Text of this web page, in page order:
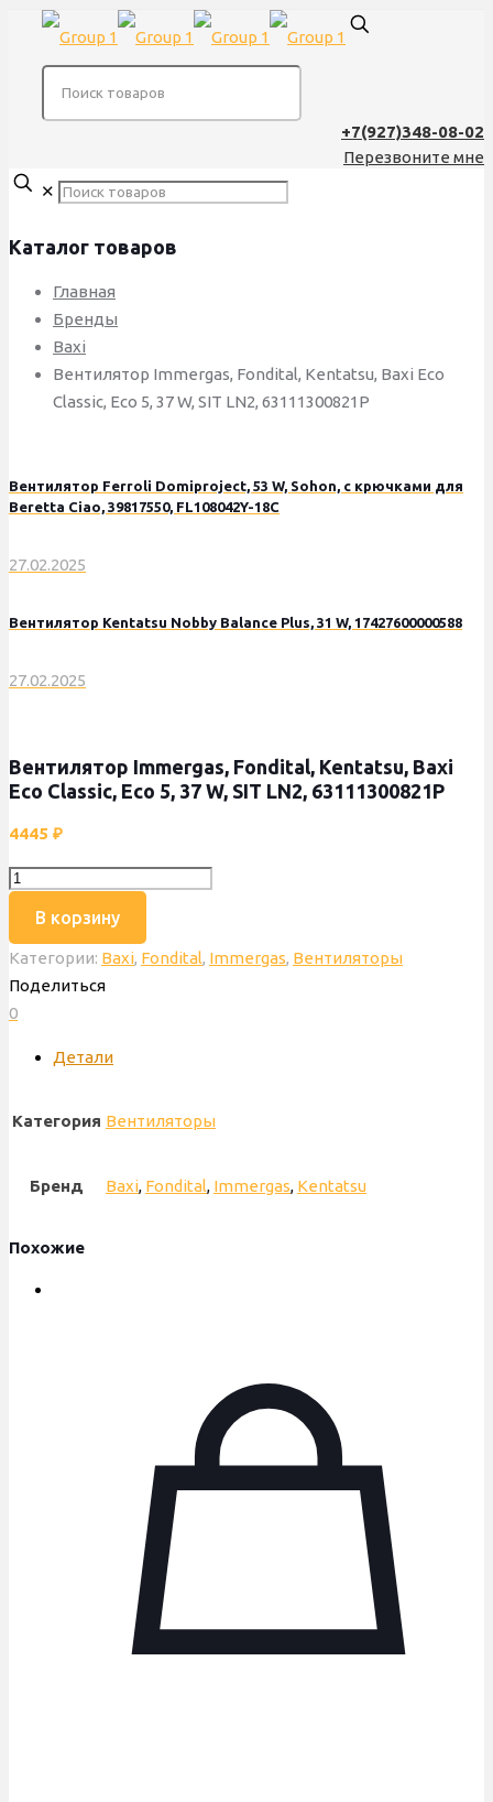
+7(927)348-08-02
Перезвоните мне
✕
Каталог товаров
Главная
Бренды
Baxi
Вентилятор Immergas, Fondital, Kentatsu, Baxi Eco
Classic, Eco 5, 37 W, SIT LN2, 63111300821P
Вентилятор Ferroli Domiproject, 53 W, Sohon, с крючками для
Beretta Ciao, 39817550, FL108042Y-18С
27.02.2025
Вентилятор Kentatsu Nobby Balance Plus, 31 W, 17427600000588
27.02.2025
Вентилятор Immergas, Fondital, Kentatsu, Baxi
Eco Classic, Eco 5, 37 W, SIT LN2, 63111300821P
4445 ₽
Количество
Вентилятор
Immergas,
Fondital,
Kentatsu,
Eco
63111300821P
В корзину
Категории: Baxi, Fondital, Immergas, Вентиляторы
Поделиться
0
Детали
Категория Вентиляторы
Бренд Baxi, Fondital, Immergas, Kentatsu
Похожие